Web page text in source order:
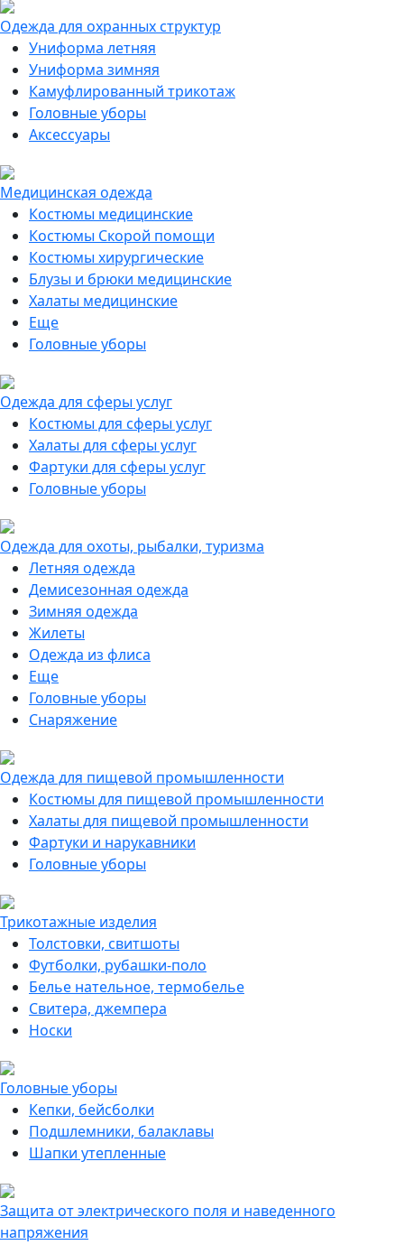
Одежда для охранных структур
Униформа летняя
Униформа зимняя
Камуфлированный трикотаж
Головные уборы
Аксессуары
Медицинская одежда
Костюмы медицинские
Костюмы Скорой помощи
Костюмы хирургические
Блузы и брюки медицинские
Халаты медицинские
Еще
Головные уборы
Одежда для сферы услуг
Костюмы для сферы услуг
Халаты для сферы услуг
Фартуки для сферы услуг
Головные уборы
Одежда для охоты, рыбалки, туризма
Летняя одежда
Демисезонная одежда
Зимняя одежда
Жилеты
Одежда из флиса
Еще
Головные уборы
Снаряжение
Одежда для пищевой промышленности
Костюмы для пищевой промышленности
Халаты для пищевой промышленности
Фартуки и нарукавники
Головные уборы
Трикотажные изделия
Толстовки, свитшоты
Футболки, рубашки-поло
Белье нательное, термобелье
Свитера, джемпера
Носки
Головные уборы
Кепки, бейсболки
Подшлемники, балаклавы
Шапки утепленные
Защита от электрического поля и наведенного
напряжения